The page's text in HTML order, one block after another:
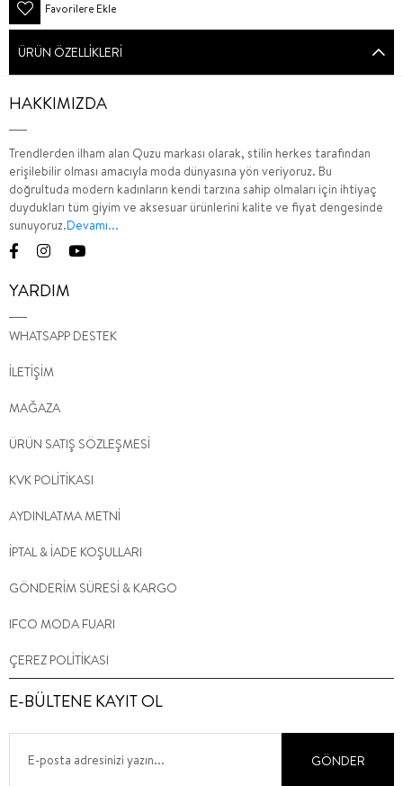
Favorilere Ekle
ÜRÜN ÖZELLIKLERI
HAKKIMIZDA
Trendlerden ilham alan Quzu markası olarak, stilin herkes tarafından
erişilebilir olması amacıyla moda dünyasına yön veriyoruz. Bu
doğrultuda modern kadınların kendi tarzına sahip olmaları için ihtiyaç
duydukları tüm giyim ve aksesuar ürünlerini kalite ve fiyat dengesinde
sunuyoruz.Devamı...
YARDIM
WHATSAPP DESTEK
İLETİŞİM
MAĞAZA
ÜRÜN SATIŞ SÖZLEŞMESİ
KVK POLİTİKASI
AYDINLATMA METNİ
İPTAL & İADE KOŞULLARI
GÖNDERİM SÜRESİ & KARGO
IFCO MODA FUARI
ÇEREZ POLİTİKASI
E-BÜLTENE KAYIT OL
GÖNDER